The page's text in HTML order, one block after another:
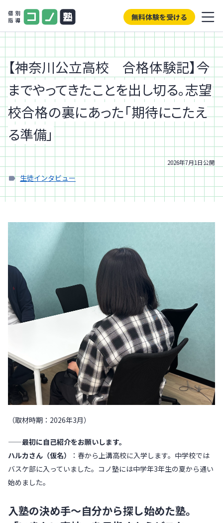
無料体験を受ける
【神奈川公立高校 合格体験記】今
までやってきたことを出し切る。志望
校合格の裏にあった「期待にこたえ
る準備」
2026年7月1日公開
生徒インタビュー
（取材時期：2026年3月）
——最初に自己紹介をお願いします。
ハルカさん（仮名）
：春から上溝高校に入学します。中学校では
バスケ部に入っていました。コノ塾には中学年3年生の夏から通い
始めました。
入塾の決め手〜自分から探し始めた塾。